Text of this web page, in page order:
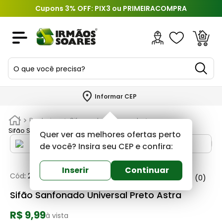
Cupons 3% OFF: PIX3 ou PRIMEIRACOMPRA
O que você precisa?
Informar CEP
Quer ver as melhores ofertas perto
de você? Insira seu CEP e confira:
Inserir Continuar
Banheiros
Sifao, valvula e engate
Sifão Sanfonado Universal Preto Astra
Cód:239550 Astra (0)
Sifão Sanfonado Universal Preto Astra
R$ 9,99à vista
TERMOS MAIS BUSCADOS
2º
3º
porta
revestimento
5º
argamassa
6º
telha
7º tinta